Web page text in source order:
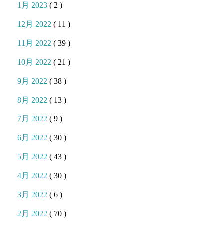
1月 2023( 2 )
12月 2022( 11 )
11月 2022( 39 )
10月 2022( 21 )
9月 2022( 38 )
8月 2022( 13 )
7月 2022( 9 )
6月 2022( 30 )
5月 2022( 43 )
4月 2022( 30 )
3月 2022( 6 )
2月 2022( 70 )